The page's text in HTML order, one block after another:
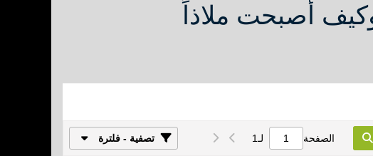
أصبحت ملاذاً
الصفحة لـ1 تصفية - فلترة